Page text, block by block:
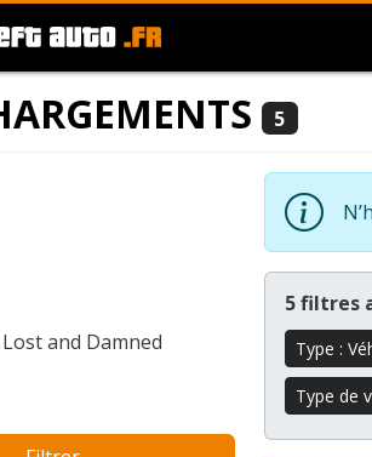
5
and Damned
City Stories
5 filtres
Type :
Type de